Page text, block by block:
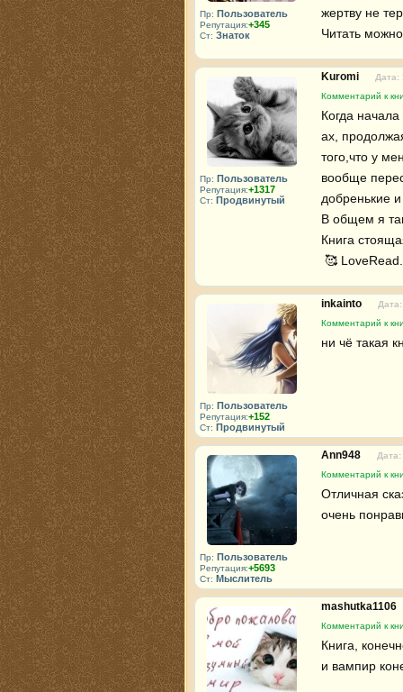
Пр: Пользователь
Репутация:+345
Ст: Знаток
жертву не
Читать
Пр: Пользователь
Репутация:+1317
Ст: Продвинутый
Kuromi
Дата:
Комментарий к
Когда
ах,
того,что у
вообще
добренькие
В общем я
Книга
🥰
Пр: Пользователь
Репутация:+152
Ст: Продвинутый
inkainto
Комментарий к
ни чё такая
Пр: Пользователь
Репутация:+5693
Ст: Мыслитель
Ann948
Комментарий к
Отличная
очень
mashutka1106
Комментарий к
Книга,
и вампир